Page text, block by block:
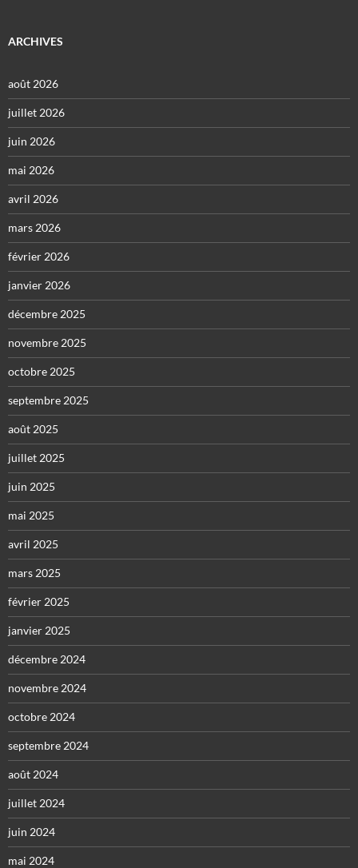
ARCHIVES
août 2026
juillet 2026
juin 2026
mai 2026
avril 2026
mars 2026
février 2026
janvier 2026
décembre 2025
novembre 2025
octobre 2025
septembre 2025
août 2025
juillet 2025
juin 2025
mai 2025
avril 2025
mars 2025
février 2025
janvier 2025
décembre 2024
novembre 2024
octobre 2024
septembre 2024
août 2024
juillet 2024
juin 2024
mai 2024